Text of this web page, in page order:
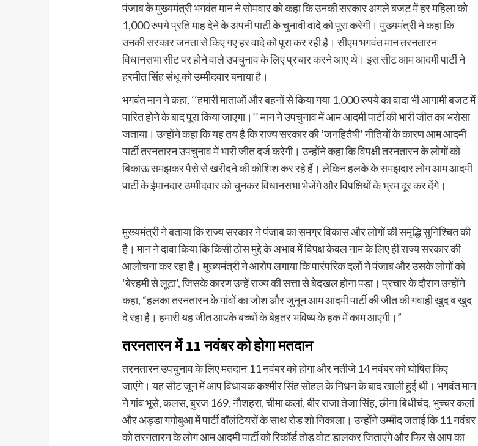
पंजाब के मुख्यमंत्री भगवंत मान ने सोमवार को कहा कि उनकी सरकार अगले बजट में हर महिला को
1,000 रुपये प्रति माह देने के अपनी पार्टी के चुनावी वादे को पूरा करेगी। मुख्यमंत्री ने कहा कि
उनकी सरकार जनता से किए गए हर वादे को पूरा कर रही है। सीएम भगवंत मान तरनतारन
विधानसभा सीट पर होने वाले उपचुनाव के लिए प्रचार करने आए थे। इस सीट आम आदमी पार्टी ने
हरमीत सिंह संधू को उम्मीदवार बनाया है।
भगवंत मान ने कहा, ‘‘हमारी माताओं और बहनों से किया गया 1,000 रुपये का वादा भी आगामी बजट में
पारित होने के बाद पूरा किया जाएगा।’’ मान ने उपचुनाव में आम आदमी पार्टी की भारी जीत का भरोसा
जताया। उन्होंने कहा कि यह तय है कि राज्य सरकार की ‘जनहितैषी’ नीतियों के कारण आम आदमी
पार्टी तरनतारन उपचुनाव में भारी जीत दर्ज करेगी। उन्होंने कहा कि विपक्षी तरनतारन के लोगों को
बिकाऊ समझकर पैसे से खरीदने की कोशिश कर रहे हैं। लेकिन हलके के समझदार लोग आम आदमी
पार्टी के ईमानदार उम्मीदवार को चुनकर विधानसभा भेजेंगे और विपक्षियों के भ्रम दूर कर देंगे।
मुख्यमंत्री ने बताया कि राज्य सरकार ने पंजाब का समग्र विकास और लोगों की समृद्धि सुनिश्चित की
है। मान ने दावा किया कि किसी ठोस मुद्दे के अभाव में विपक्ष केवल नाम के लिए ही राज्य सरकार की
आलोचना कर रहा है। मुख्यमंत्री ने आरोप लगाया कि पारंपरिक दलों ने पंजाब और उसके लोगों को
‘बेरहमी से लूटा’, जिसके कारण उन्हें राज्य की सत्ता से बेदखल होना पड़ा। प्रचार के दौरान उन्होंने
कहा, “हलका तरनतारन के गांवों का जोश और जुनून आम आदमी पार्टी की जीत की गवाही खुद ब खुद
दे रहा है। हमारी यह जीत आपके बच्चों के बेहतर भविष्य के हक में काम आएगी।”
तरनतारन में 11 नवंबर को होगा मतदान
तरनतारन उपचुनाव के लिए मतदान 11 नवंबर को होगा और नतीजे 14 नवंबर को घोषित किए
जाएंगे। यह सीट जून में आप विधायक कश्मीर सिंह सोहल के निधन के बाद खाली हुई थी। भगवंत मान
ने गांव भूसे, कलस, बुरज 169, नौशहरा, चीमा कलां, बीर राजा तेजा सिंह, छीना बिधीचंद, भुच्चर कलां
और अड्डा गगोबुआ में पार्टी वॉलंटियरों के साथ रोड शो निकाला। उन्होंने उम्मीद जताई कि 11 नवंबर
को तरनतारन के लोग आम आदमी पार्टी को रिकॉर्ड तोड़ वोट डालकर जिताएंगे और फिर से आप का